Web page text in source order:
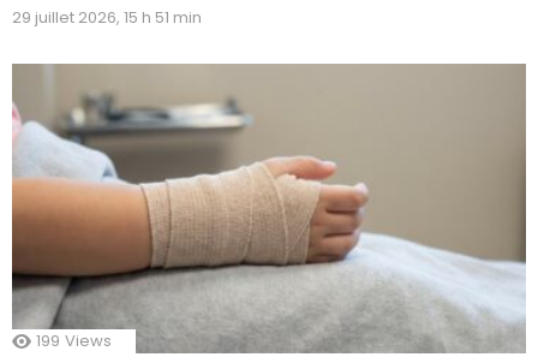
29 juillet 2026, 15 h 51 min
199 Views